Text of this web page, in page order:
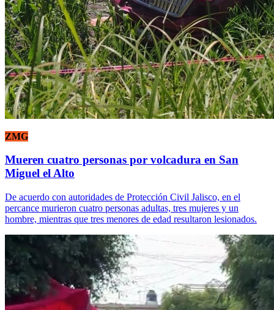
ZMG
Mueren cuatro personas por volcadura en San
Miguel el Alto
De acuerdo con autoridades de Protección Civil Jalisco, en el
percance murieron cuatro personas adultas, tres mujeres y un
hombre, mientras que tres menores de edad resultaron lesionados.